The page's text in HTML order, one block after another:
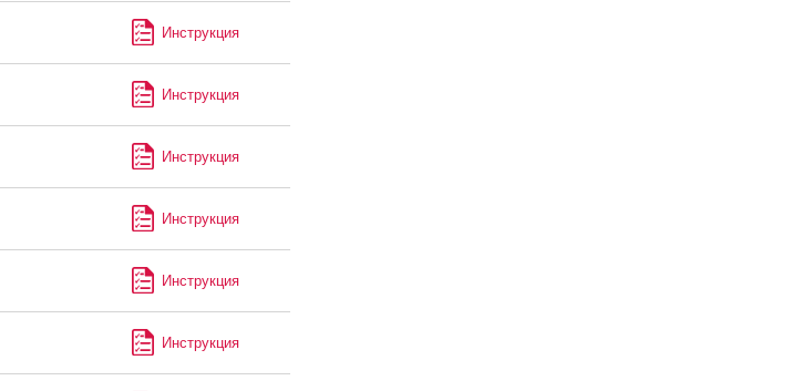
Инструкция
Инструкция
Инструкция
Инструкция
Инструкция
Инструкция